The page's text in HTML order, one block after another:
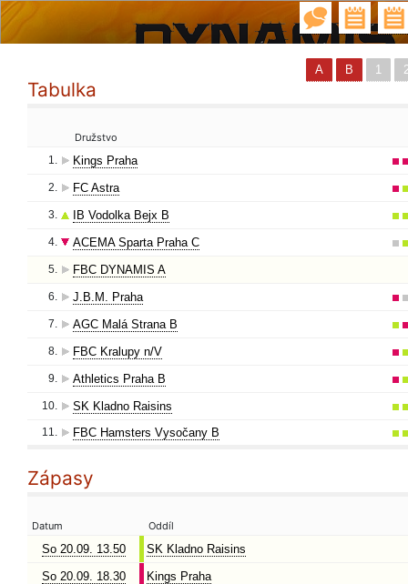
A B 1
Tabulka
Družstvo
1.
Kings Praha
2. FC Astra
3. IB Vodolka Bejx B
4. ACEMA Sparta Praha C
5. FBC DYNAMIS A
6. J.B.M. Praha
7. AGC Malá Strana B
8. FBC Kralupy n/V
9. Athletics Praha B
10. SK Kladno Raisins
11. FBC Hamsters Vysočany B
Zápasy
Datum Oddíl
So 20.09. 13.50
SK Kladno Raisins
So 20.09. 18.30
Kings Praha